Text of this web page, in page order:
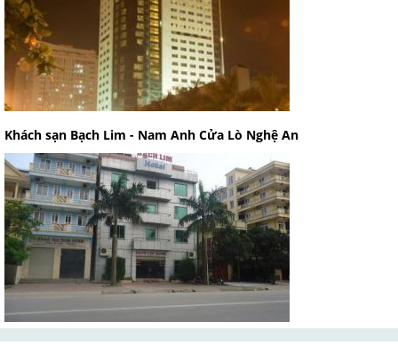
Khách sạn Bạch Lim - Nam Anh Cửa Lò Nghệ An